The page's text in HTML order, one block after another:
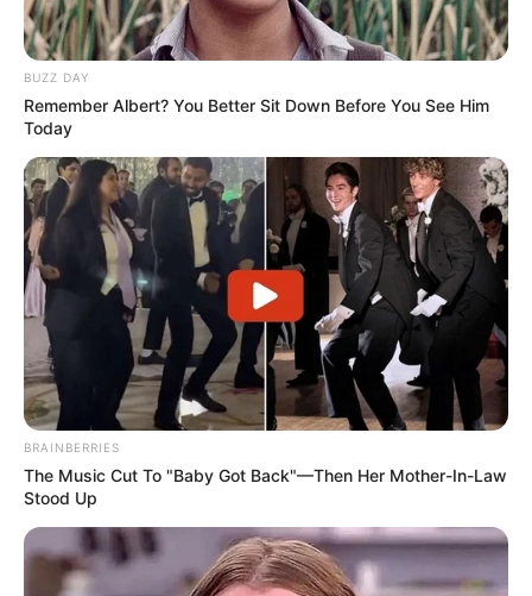
Пов’язаний запис
ПАРТНЕРСЬКІ МАТЕРІАЛИ ПОДІЇ
BUZZ DAY
Remember Albert? You Better Sit Down Before You See Him
Today
BRAINBERRIES
The Music Cut To "Baby Got Back"—Then Her Mother-In-Law
Stood Up